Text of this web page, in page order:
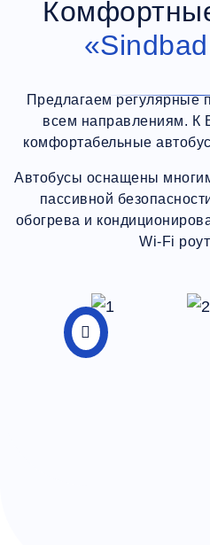
Предлагаем регулярные
всем направлениям. К
комфортабельные
Автобусы оснащены
пассивной
обогрева и
Wi-Fi